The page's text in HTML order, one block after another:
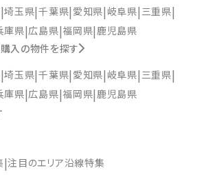
埼玉県 千葉県 愛知県 岐阜県 三重県
庫県 広島県 福岡県 鹿児島県
入の物件を探す
埼玉県 千葉県 愛知県 岐阜県 三重県
庫県 広島県 福岡県 鹿児島県
注目のエリア沿線特集